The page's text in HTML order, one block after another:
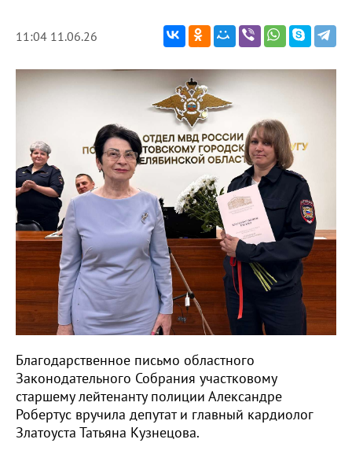
11:04 11.06.26
Благодарственное письмо областного
Законодательного Собрания участковому
старшему лейтенанту полиции Александре
Робертус вручила депутат и главный кардиолог
Златоуста Татьяна Кузнецова.